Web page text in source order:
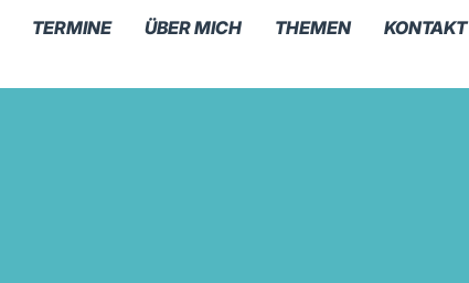
TERMINE ÜBER MICH THEMEN KONTAKT